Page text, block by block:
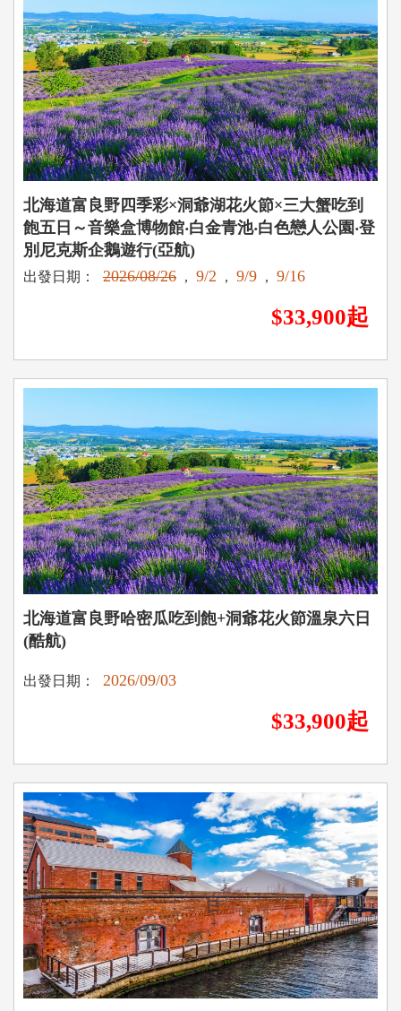
北海道富良野四季彩×洞爺湖花火節×三大蟹吃到
飽五日～音樂盒博物館‧白金青池‧白色戀人公園‧登
別尼克斯企鵝遊行(亞航)
出發日期： 2026/08/26 , 9/2 , 9/9 , 9/16
$33,900起
北海道富良野哈密瓜吃到飽+洞爺花火節溫泉六日
(酷航)
出發日期： 2026/09/03
$33,900起